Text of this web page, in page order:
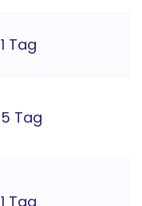
1 Tag
5 Tag
1 Tag